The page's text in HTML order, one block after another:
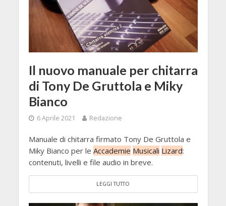
Il nuovo manuale per chitarra
di Tony De Gruttola e Miky
Bianco
6 Aprile 2021 Redazione
Manuale di chitarra firmato Tony De Gruttola e
Miky Bianco per le Accademie Musicali Lizard:
contenuti, livelli e file audio in breve.
LEGGI TUTTO